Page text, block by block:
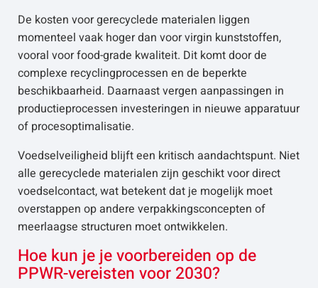
De kosten voor gerecyclede materialen liggen
momenteel vaak hoger dan voor virgin kunststoffen,
vooral voor food-grade kwaliteit. Dit komt door de
complexe recyclingprocessen en de beperkte
beschikbaarheid. Daarnaast vergen aanpassingen in
productieprocessen investeringen in nieuwe apparatuur
of procesoptimalisatie.
Voedselveiligheid blijft een kritisch aandachtspunt. Niet
alle gerecyclede materialen zijn geschikt voor direct
voedselcontact, wat betekent dat je mogelijk moet
overstappen op andere verpakkingsconcepten of
meerlaagse structuren moet ontwikkelen.
Hoe kun je je voorbereiden op de
PPWR-vereisten voor 2030?